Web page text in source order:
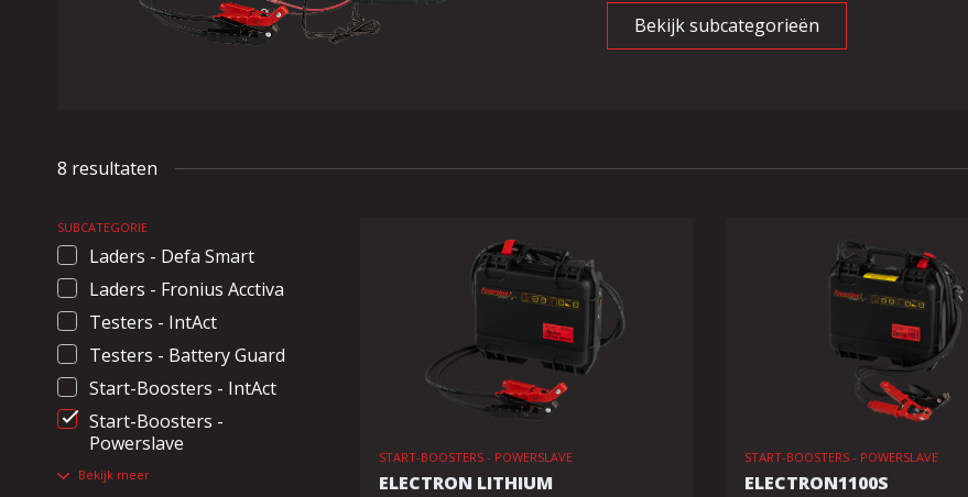
Bekijk subcategorieën
8 resultaten
SUBCATEGORIE
Laders - Defa Smart
Laders - Fronius Acctiva
Testers - IntAct
Testers - Battery Guard
Start-Boosters - IntAct
Start-Boosters -
Powerslave
Bekijk meer
START-BOOSTERS - POWERSLAVE
ELECTRON LITHIUM
START-BOOSTERS - POWERSLAVE
ELECTRON1100S